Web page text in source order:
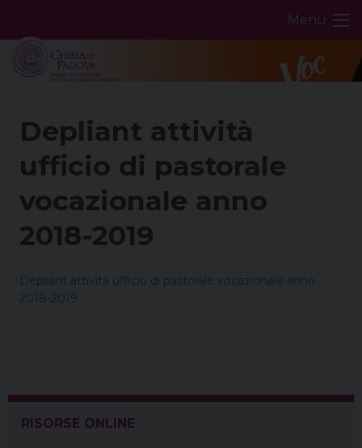
content
Menu
Depliant attività
ufficio di pastorale
vocazionale anno
2018-2019
Depliant attività ufficio di pastorale vocazionale anno
2018-2019
RISORSE ONLINE